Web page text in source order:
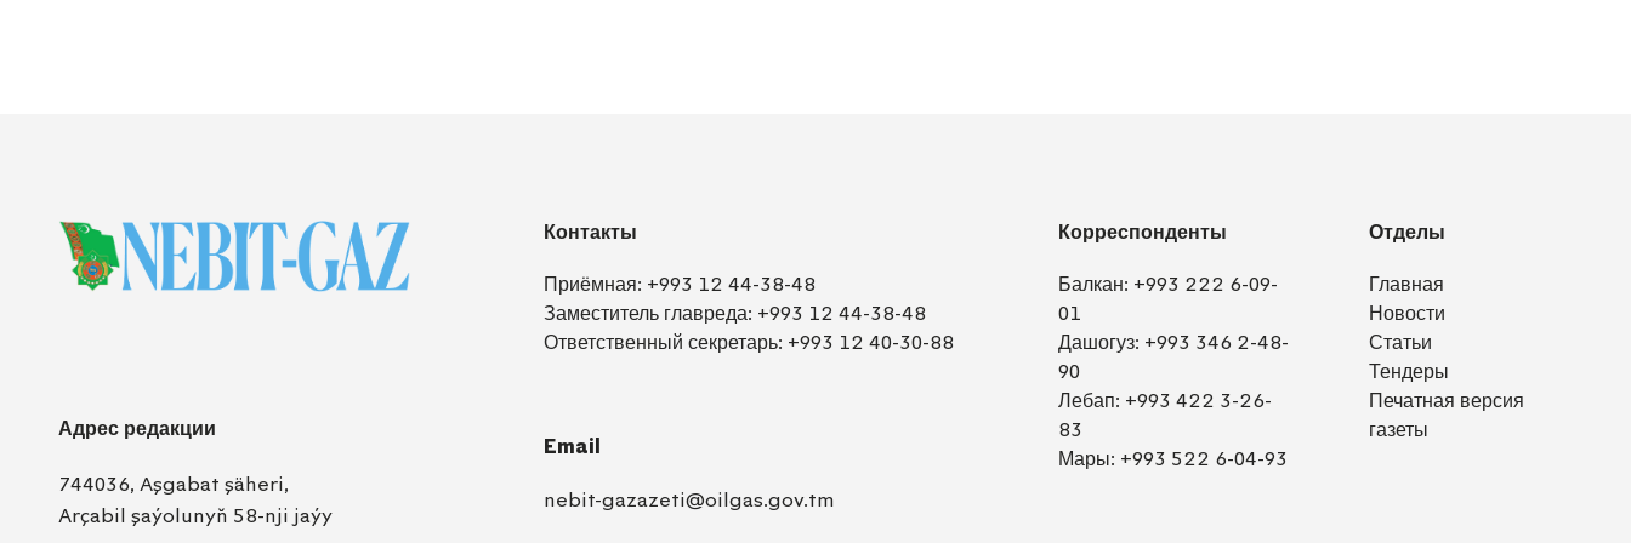
Адрес редакции
744036, Aşgabat şäheri,
Arçabil şaýolunyň 58-nji jaýy
Контакты
Приёмная: +993 12 44-38-48
Заместитель главреда: +993 12 44-38-48
Ответственный секретарь: +993 12 40-30-88
Email
nebit-gazazeti@oilgas.gov.tm
Корреспонденты
Балкан: +993 222 6-09-
01
Дашогуз: +993 346 2-48-
90
Лебап: +993 422 3-26-
83
Мары: +993 522 6-04-93
Отделы
Главная
Новости
Статьи
Тендеры
Печатная версия
газеты